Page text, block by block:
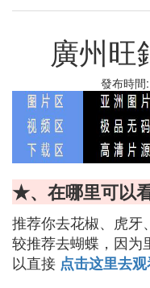
廣州旺
發布時
★、在哪里可以
推荐你去花椒、虎牙
较推荐去蝴蝶，因为
以直接 点击这里去